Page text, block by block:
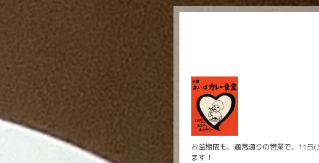
お盆期間も、通常通りの営業で、11
ます！